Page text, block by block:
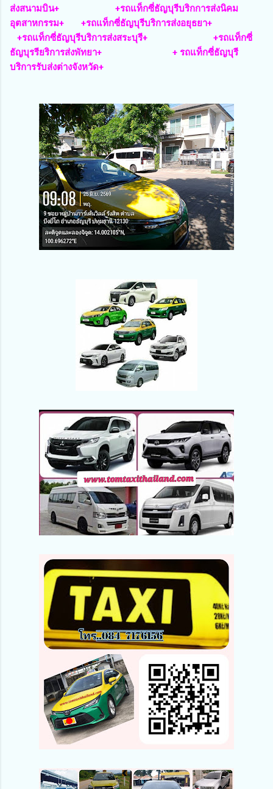
ส่งสนามบิน+ +รถแท็กซี่ธัญบุรีบริกการส่งนิคม
อุตสาหกรรม+ +รถแท็กซี่ธัญบุรีบริการส่งอยุธยา+
+รถแท็กซี่ธัญบุรีบริการส่งสระบุรี+ +รถแท็กซี่
ธัญบุรรียริการส่งพัทยา+ + รถแท็กซี่ธัญบุรี
บริการรับส่งต่างจังหวัด+